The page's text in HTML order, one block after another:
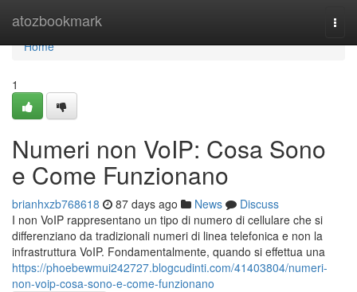
atozbookmark
Home
Home
1
Numeri non VoIP: Cosa Sono
e Come Funzionano
brianhxzb768618 87 days ago News
Discuss
I non VoIP rappresentano un tipo di numero di cellulare che si
differenziano da tradizionali numeri di linea telefonica e non la
infrastruttura VoIP. Fondamentalmente, quando si effettua una
https://phoebewmui242727.blogcudinti.com/41403804/numeri-
non-voip-cosa-sono-e-come-funzionano